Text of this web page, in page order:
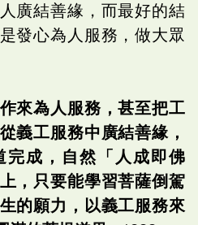
廣結善緣，而最好的結
發心為人服務，做大眾
來為人服務，甚至把工
義工服務中廣結善緣，
完成，自然「人成即佛
，只要能學習菩薩倒駕
的願力，以義工服務來